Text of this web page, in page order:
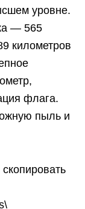
уровне.
— 565
километров
флага.
пыль и